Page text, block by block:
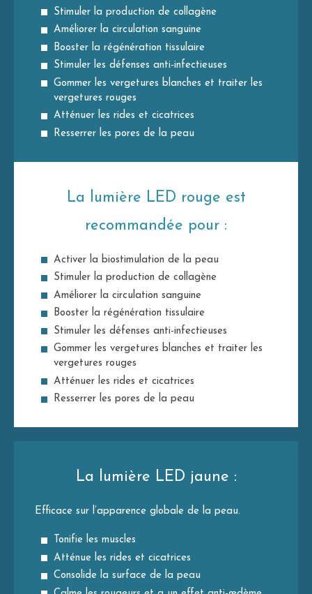
Stimuler la production de collagène
Améliorer la circulation sanguine
Booster la régénération tissulaire
Stimuler les défenses anti-infectieuses
Gommer les vergetures blanches et traiter les
vergetures rouges
Atténuer les rides et cicatrices
Resserrer les pores de la peau
La lumière LED rouge est
recommandée pour :
Activer la biostimulation de la peau
Stimuler la production de collagène
Améliorer la circulation sanguine
Booster la régénération tissulaire
Stimuler les défenses anti-infectieuses
Gommer les vergetures blanches et traiter les
vergetures rouges
Atténuer les rides et cicatrices
Resserrer les pores de la peau
La lumière LED jaune :
Efficace sur l’apparence globale de la peau.
Tonifie les muscles
Atténue les rides et cicatrices
Consolide la surface de la peau